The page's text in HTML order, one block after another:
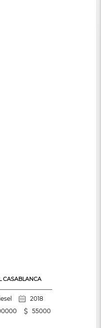
CASABLANCA
2018
55000